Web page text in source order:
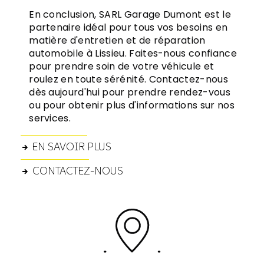
En conclusion, SARL Garage Dumont est le
partenaire idéal pour tous vos besoins en
matière d'entretien et de réparation
automobile à Lissieu. Faites-nous confiance
pour prendre soin de votre véhicule et
roulez en toute sérénité. Contactez-nous
dès aujourd'hui pour prendre rendez-vous
ou pour obtenir plus d'informations sur nos
services.
EN SAVOIR PLUS
CONTACTEZ-NOUS